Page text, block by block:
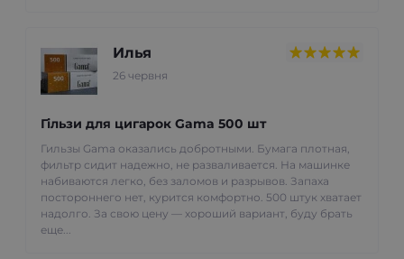
Илья
26 червня
Гільзи для цигарок Gama 500 шт
Гильзы Gama оказались добротными. Бумага плотная,
фильтр сидит надежно, не разваливается. На машинке
набиваются легко, без заломов и разрывов. Запаха
постороннего нет, курится комфортно. 500 штук хватает
надолго. За свою цену — хороший вариант, буду брать
еще...